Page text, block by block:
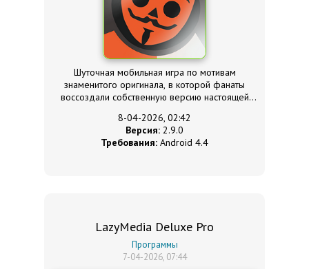
Шуточная мобильная игра по мотивам
знаменитого оригинала, в которой фанаты
воссоздали собственную версию настоящей
персонажами.
8-04-2026, 02:42
Версия: 2.9.0
Требования: Android 4.4
LazyMedia Deluxe Pro
Программы
7-04-2026, 07:44